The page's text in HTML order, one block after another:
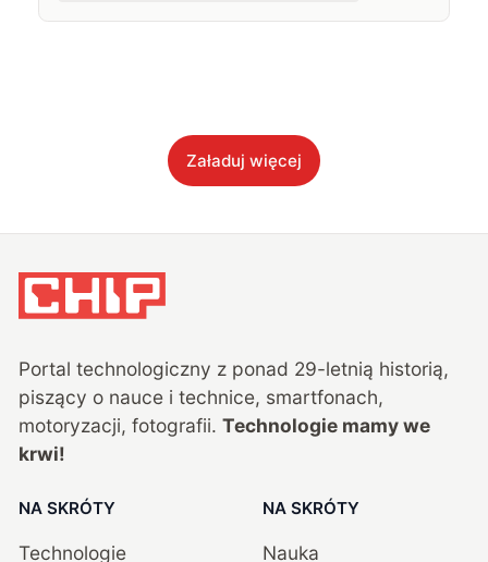
Załaduj więcej
Portal technologiczny z ponad 29-letnią historią,
piszący o nauce i technice, smartfonach,
motoryzacji, fotografii. Technologie mamy we
krwi!
NA SKRÓTY
Technologie
NA SKRÓTY
Nauka